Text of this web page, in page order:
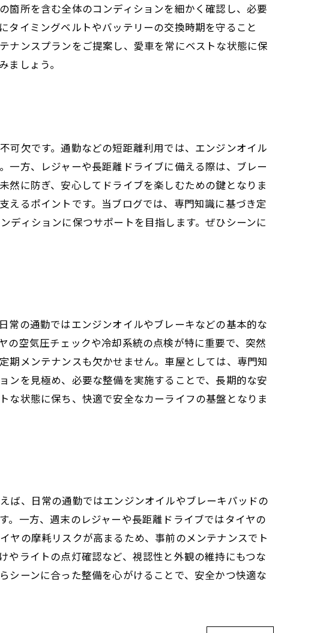
箇所を含む全体のコンディションを細かく確認し、必要
タイミングベルトやバッテリーの交換時期を守ること
ナンスプランをご提案し、愛車を常にベストな状態に保
しょう。
可欠です。通勤などの短距離利用では、エンジンオイル
一方、レジャーや長距離ドライブに備える際は、ブレー
然に防ぎ、安心してドライブを楽しむための鍵となりま
えるポイントです。当ブログでは、専門知識に基づき定
ィションに保つサポートを目指します。ぜひシーンに
常の通勤ではエンジンオイルやブレーキなどの基本的な
の空気圧チェックや冷却系統の点検が特に重要で、突然
期メンテナンスも欠かせません。車屋としては、専門知
ンを見極め、必要な整備を実施することで、長期的な安
な状態に保ち、快適で安全なカーライフの基盤となりま
ば、日常の通勤ではエンジンオイルやブレーキパッドの
。一方、週末のレジャーや長距離ドライブではタイヤの
ヤの摩耗リスクが高まるため、事前のメンテナンスでト
やライトの点灯確認など、視認性と外観の維持にもつな
シーンに合った整備を心がけることで、安全かつ快適な